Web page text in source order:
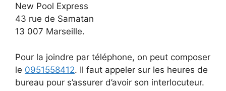
New Pool Express
43 rue de Samatan
13 007 Marseille.
Pour la joindre par téléphone, on peut composer
le 0951558412. Il faut appeler sur les heures de
bureau pour s’assurer d’avoir son interlocuteur.